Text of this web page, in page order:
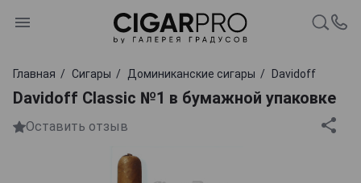
Главная Сигары Доминиканские сигары Davidoff
Davidoff Classic №1 в бумажной упаковке
Оставить отзыв